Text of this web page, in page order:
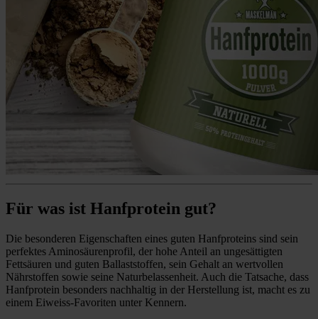
Für was ist Hanfprotein gut?
Die besonderen Eigenschaften eines guten Hanfproteins sind sein
perfektes Aminosäurenprofil, der hohe Anteil an ungesättigten
Fettsäuren und guten Ballaststoffen, sein Gehalt an wertvollen
Nährstoffen sowie seine Naturbelassenheit. Auch die Tatsache, dass
Hanfprotein besonders nachhaltig in der Herstellung ist, macht es zu
einem Eiweiss-Favoriten unter Kennern.